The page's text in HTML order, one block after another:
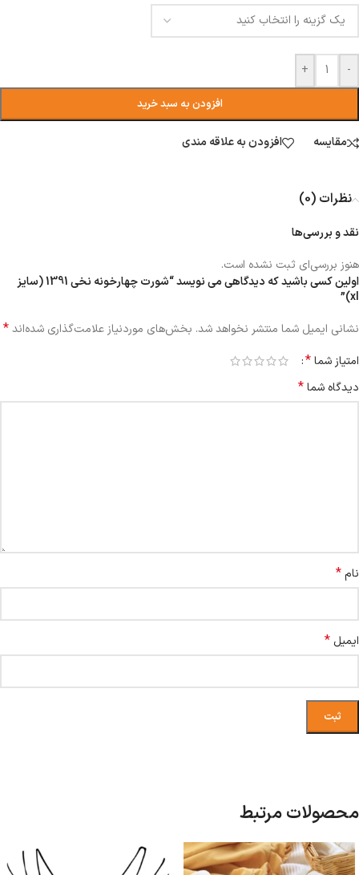
-
+
افزودن به سبد خرید
مقایسه افزودن به علاقه مندی
نظرات (0)
نقد و بررسی‌ها
هنوز بررسی‌ای ثبت نشده است.
اولین کسی باشید که دیدگاهی می نویسد “شورت چهارخونه نخی 1391 (سایز
xl)”
نشانی ایمیل شما منتشر نخواهد شد. بخش‌های موردنیاز علامت‌گذاری شده‌اند*
امتیاز شما*
دیدگاه شما*
نام*
ایمیل *
محصولات مرتبط